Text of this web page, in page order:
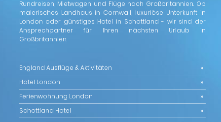
Rundreisen, Mietwagen und Flüge nach Großbritannien. Ob
malerisches Landhaus in Cornwall, luxuriöse Unterkunft in
London oder günstiges Hotel in Schottland - wir sind der
Ansprechpartner für Ihren nächsten Urlaub in
Großbritannien.
England Ausflüge & Aktivitäten
Hotel London
Ferienwohnung London
Schottland Hotel